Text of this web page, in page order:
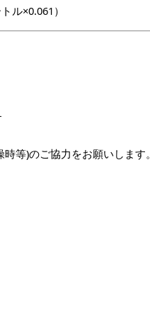
ル×0.061）
等)のご協力をお願いします。